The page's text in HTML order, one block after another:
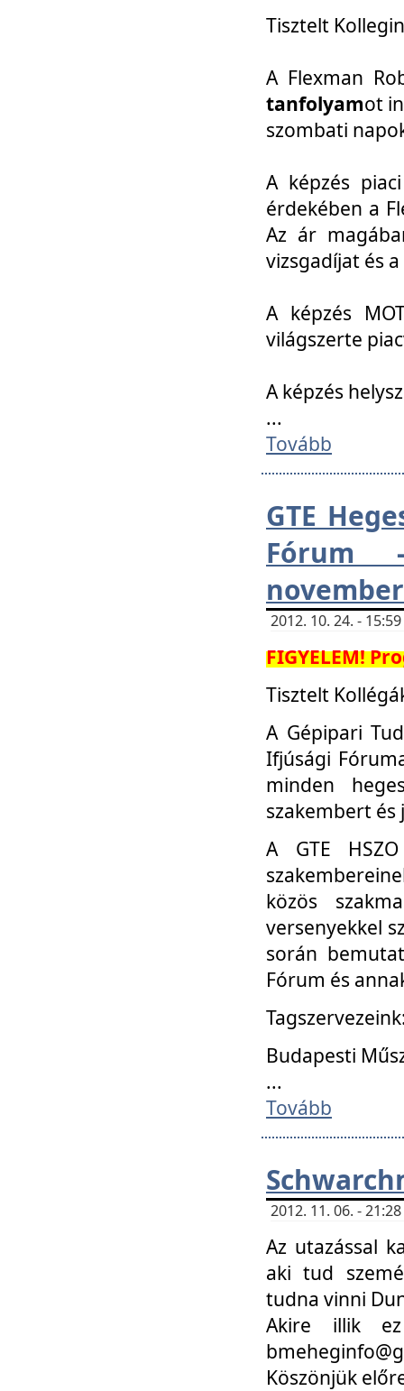
Tisztelt
A Flexman
tanfolyamot
szombati
A képzés
érdekében a
Az ár
vizsgadíjat és
A képzés
világszerte
A képzés
...
Tovább
GTE
Fórum
2012. 10. 24. -
FIGYELEM!
Tisztelt
A Gépipari
Ifjúsági
minden
szakembert
A GTE
közös
versenyekkel
során
Fórum és
Budapesti
...
Tovább
2012. 11. 06. -
Az utazással
aki tud
tudna vinni
Akire illik
Köszönjük